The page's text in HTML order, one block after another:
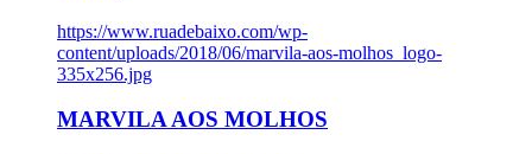
https://www.ruadebaixo.com/wp-
content/uploads/2018/06/marvila-aos-molhos_logo-
335x256.jpg
MARVILA AOS MOLHOS